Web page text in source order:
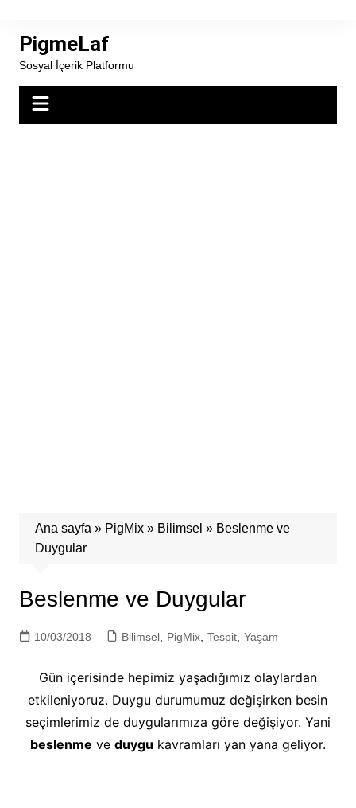
contentPigmeLaf
Sosyal İçerik Platformu
Ana sayfa » PigMix» Bilimsel » Beslenme ve
Duygular
Beslenme ve Duygular
10/03/2018 Bilimsel, PigMix, Tespit, Yaşam
Gün içerisinde hepimiz yaşadığımız olaylardan
etkileniyoruz. Duygu durumumuz değişirken besin
seçimlerimiz de duygularımıza göre değişiyor. Yani
beslenme ve duygu kavramları yan yana geliyor.